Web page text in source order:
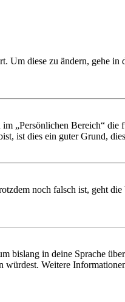
Um diese zu ändern, gehe
„Persönlichen Bereich“
ist dies ein guter Grund,
noch falsch ist, geht
in deine Sprache
Weitere